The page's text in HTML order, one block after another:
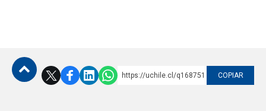
https://uchile.cl/q168751 COPIAR